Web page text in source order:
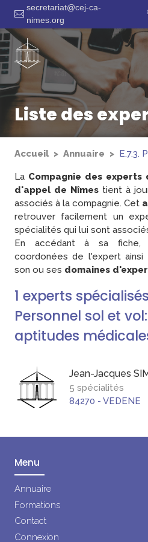
secretariat@cej-ca-
nimes.org
Liste des
Accueil Annuaire E.7.3.
La Compagnie des
d'appel de Nîmes tient à
associés à la compagnie. Cet
retrouver facilement un
spécialités qui lui sont
En accédant à sa fiche,
coordonées de l'expert ainsi
son ou ses domaines
1 experts
Personnel sol et
aptitudes
Jean-Jacques
5 spécialités
84270 - VEDENE
Menu
Annuaire
Formations
Contact
Connexion